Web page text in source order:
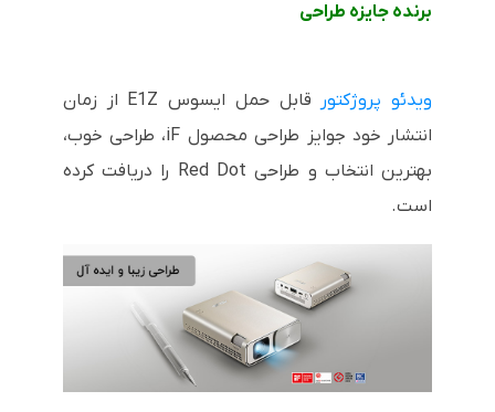
برنده جایزه طراحی
ویدئو پروژکتور
قابل حمل ایسوس E1Z از زمان
انتشار خود جوایز طراحی محصول iF، طراحی خوب،
بهترین انتخاب و طراحی Red Dot را دریافت کرده
است.